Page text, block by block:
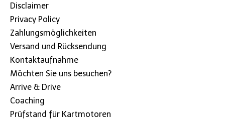
Disclaimer
Privacy Policy
Zahlungsmöglichkeiten
Versand und Rücksendung
Kontaktaufnahme
Möchten Sie uns besuchen?
Arrive & Drive
Coaching
Prüfstand für Kartmotoren